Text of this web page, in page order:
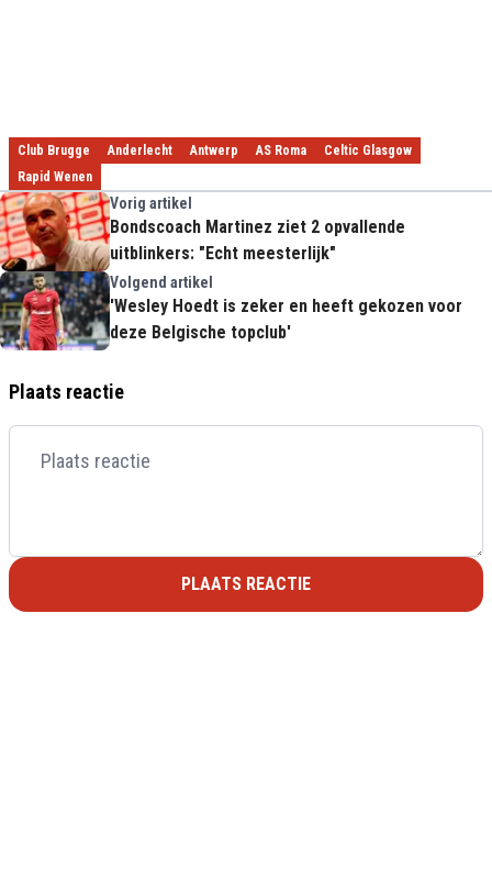
Club Brugge Anderlecht Antwerp AS Roma
Celtic Glasgow
Rapid Wenen
Vorig artikel
Bondscoach Martinez ziet 2 opvallende
uitblinkers: "Echt meesterlijk"
Volgend artikel
'Wesley Hoedt is zeker en heeft gekozen voor
deze Belgische topclub'
Plaats reactie
PLAATS REACTIE